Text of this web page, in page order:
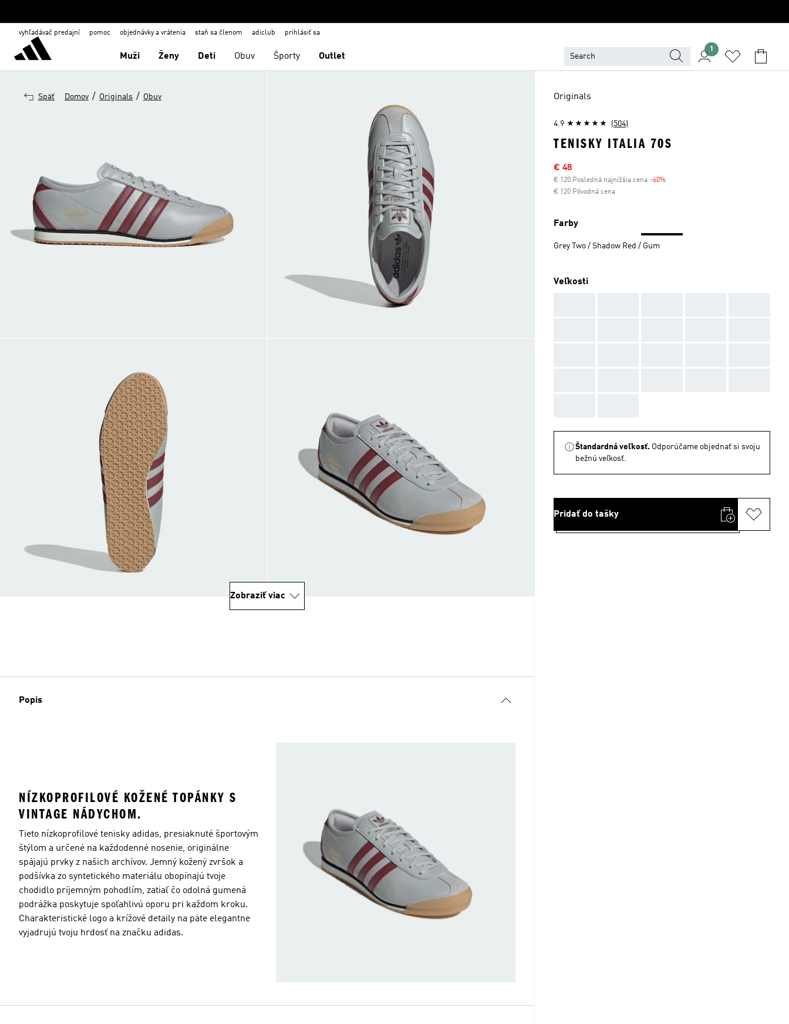
vyhľadávač predajní pomoc objednávky a vrátenia staň sa členom adiclub prihlásiť sa
Muži Ženy Deti Obuv Športy Outlet
1
Späť Domov / Originals / Obuv
Zobraziť viac
Popis
NÍZKOPROFILOVÉ KOŽENÉ TOPÁNKY S
VINTAGE NÁDYCHOM.
Tieto nízkoprofilové tenisky adidas, presiaknuté športovým
štýlom a určené na každodenné nosenie, originálne
spájajú prvky z našich archívov. Jemný kožený zvršok a
podšívka zo syntetického materiálu obopínajú tvoje
chodidlo príjemným pohodlím, zatiaľ čo odolná gumená
podrážka poskytuje spoľahlivú oporu pri každom kroku.
Charakteristické logo a krížové detaily na päte elegantne
vyjadrujú tvoju hrdosť na značku adidas.
Originals
4.9 (504)
TENISKY ITALIA 70S
Výpredajová cena
€ 48
€ 120 Posledná najnižšia cena -60%
€ 120 Pôvodná cena
Farby
Grey Two / Shadow Red / Gum
Veľkosti
Štandardná veľkosť. Odporúčame objednať si svoju
bežnú veľkosť.
Pridať do tašky